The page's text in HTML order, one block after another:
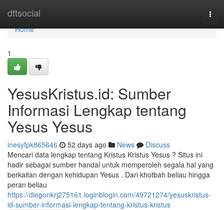
dftsocial
Home
Home
1
YesusKristus.id: Sumber
Informasi Lengkap tentang
Yesus Yesus
inesyfpk865646 52 days ago News
Discuss
Mencari data lengkap tentang Kristus Kristus Yesus ? Situs ini
hadir sebagai sumber handal untuk memperoleh segala hal yang
berkaitan dengan kehidupan Yesus . Dari khotbah beliau hingga
peran beliau
https://diegonkrj275161.loginblogin.com/49721274/yesuskristus-
id-sumber-informasi-lengkap-tentang-kristus-kristus